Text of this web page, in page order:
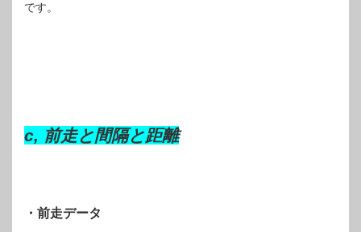
です。
c, 前走と間隔と距離
・前走データ